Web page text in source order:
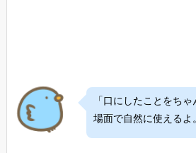
「口にしたことをち
場面で自然に使えるよ